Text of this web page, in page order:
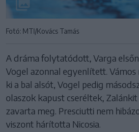
Fotó: MTI/Kovács Tamás
A dráma folytatódott, Varga
Vogel azonnal egyenlített.
ki a bal alsót, Vogel pedig
olaszok kapust cseréltek,
zavarta meg. Presciutti nem
viszont hárította Nicosia.